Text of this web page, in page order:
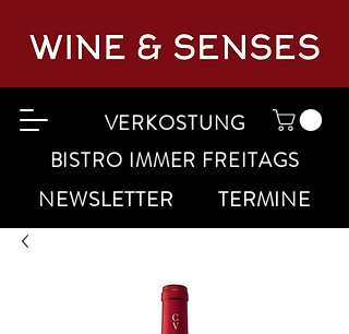
VERKOSTUNG
BISTRO IMMER FREITAGS
NEWSLETTER TERMINE